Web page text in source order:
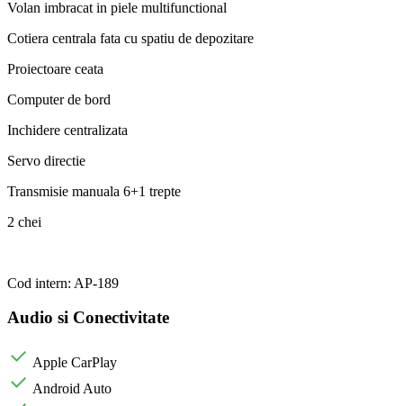
Volan imbracat in piele multifunctional
Cotiera centrala fata cu spatiu de depozitare
Proiectoare ceata
Computer de bord
Inchidere centralizata
Servo directie
Transmisie manuala 6+1 trepte
2 chei
Cod intern: AP-189
Audio si Conectivitate
Apple CarPlay
Android Auto